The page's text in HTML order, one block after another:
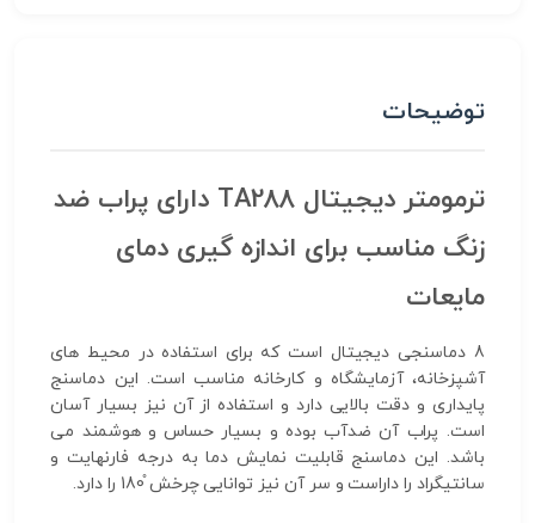
توضیحات
ترمومتر دیجیتال TA288 دارای پراب ضد
زنگ مناسب برای اندازه گیری دمای
مایعات
8 دماسنجی دیجیتال است که برای استفاده در محیط های
آشپزخانه، آزمایشگاه و کارخانه مناسب است. این دماسنج
پایداری و دقت بالایی دارد و استفاده از آن نیز بسیار آسان
است. پراب آن ضدآب بوده و بسیار حساس و هوشمند می
باشد. این دماسنج قابلیت نمایش دما به درجه فارنهایت و
سانتیگراد را داراست و سر آن نیز توانایی چرخش ̊180 را دارد.